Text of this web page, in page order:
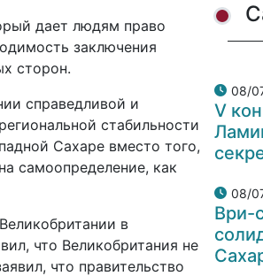
дает людям право
заключения
сторон.
справедливой и
стабильности
Сахаре вместо того,
самоопределение, как
в
что Великобритания не
что правительство
08/
V
08/
Ври-